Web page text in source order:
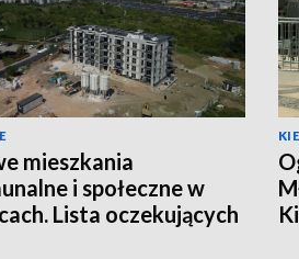
mieszkania
i społeczne w
Lista oczekujących